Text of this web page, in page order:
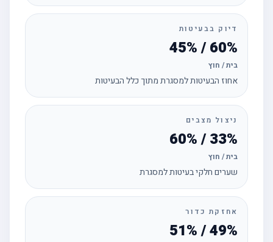
דיוק בבעיטות
60% / 45%
בית / חוץ
אחוז הבעיטות למסגרת מתוך כלל הבעיטות
ניצול מצבים
33% / 60%
בית / חוץ
שערים חלקי בעיטות למסגרת
אחזקת כדור
49% / 51%